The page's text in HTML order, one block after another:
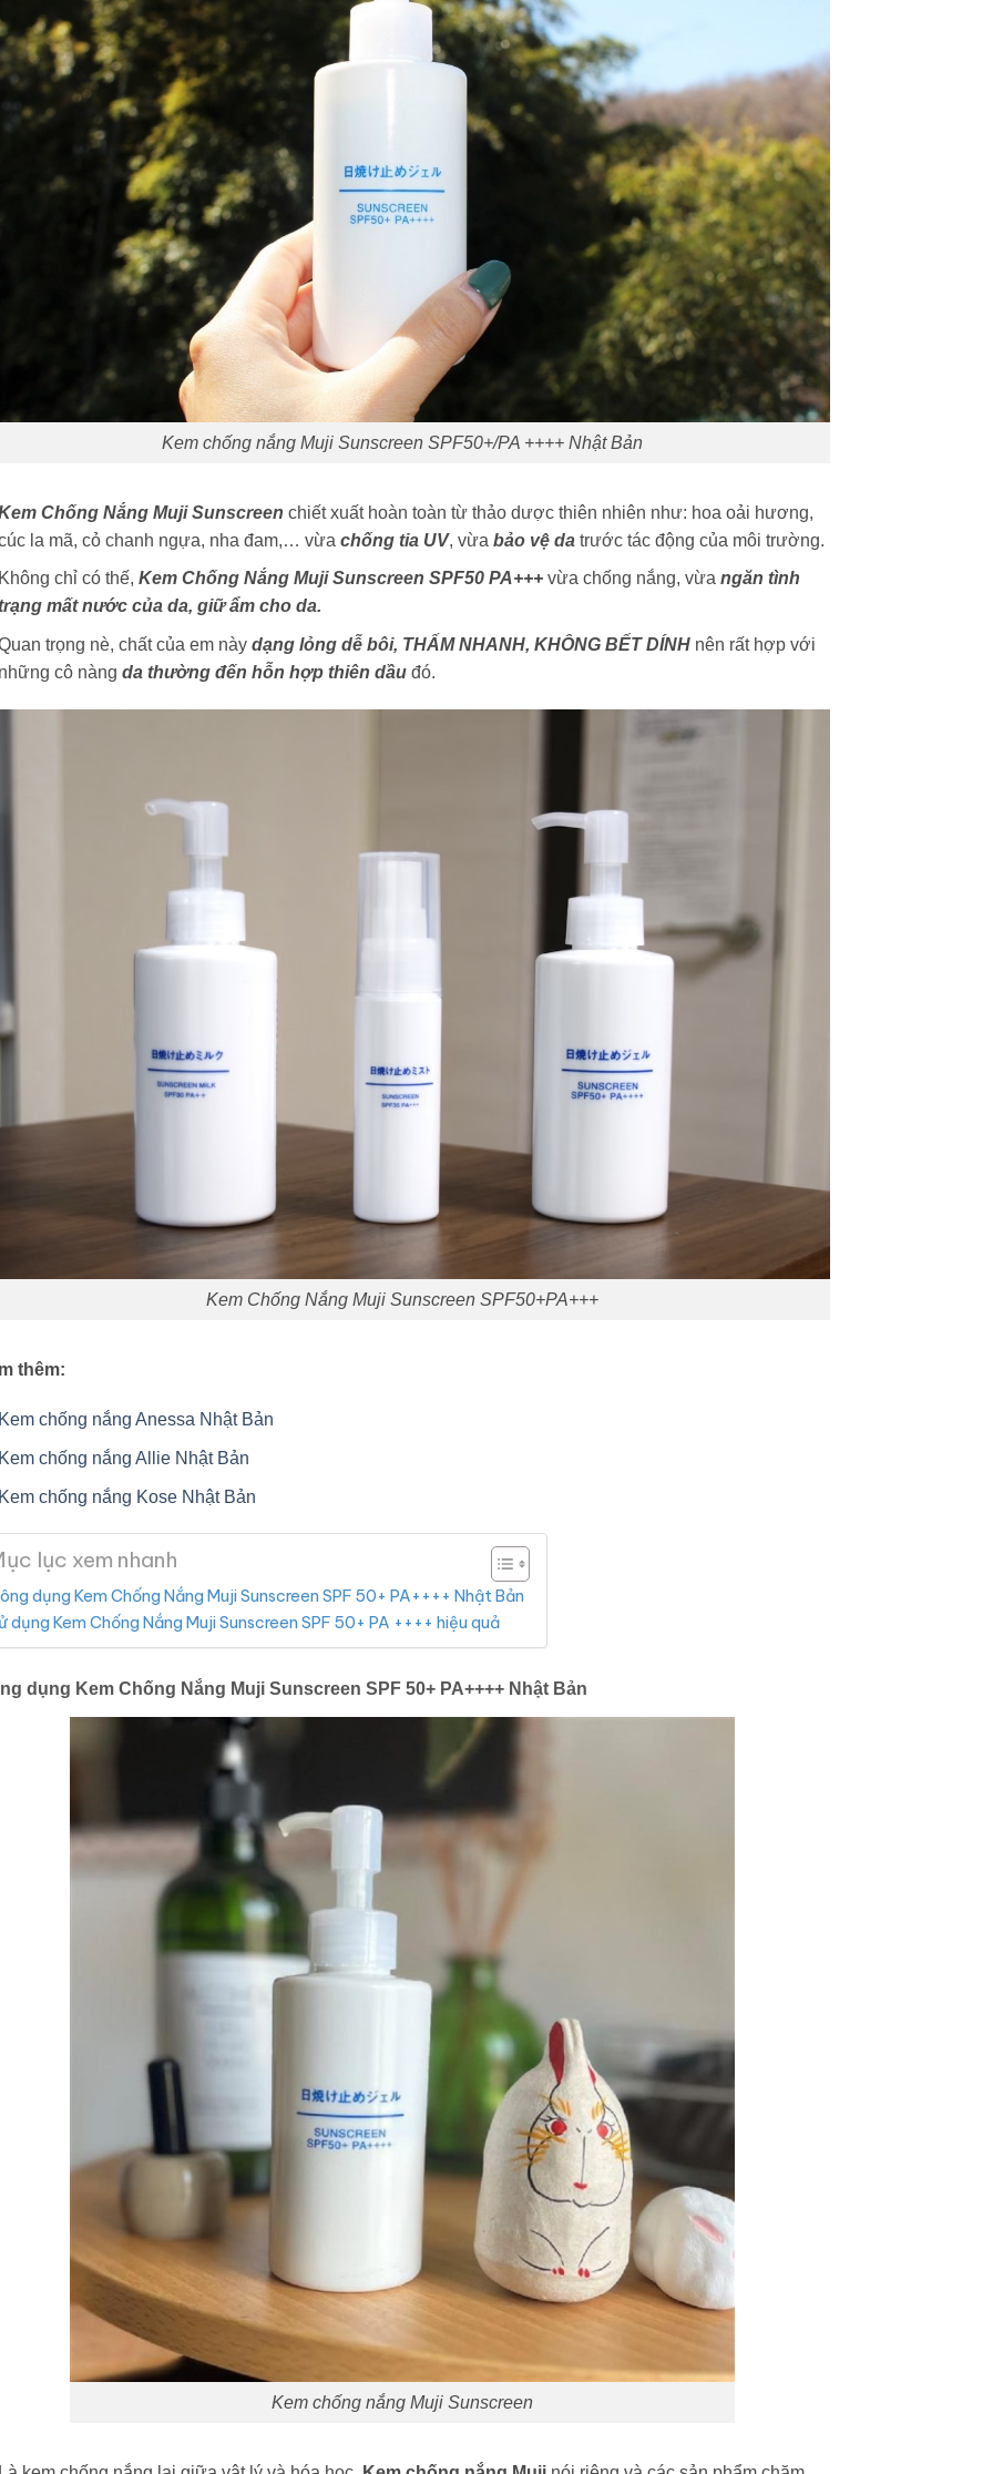
Kem chống nắng Muji Sunscreen SPF50+/PA ++++ Nhật Bản
Chống Nắng Muji Sunscreenchiết xuất hoàn toàn từ thảo dược thiên nhiên như: hoa oải hương,
la mã, cỏ chanh ngựa, nha đam,… vừachống tia UV, vừabảo vệ da trước tác động của môi trường.
chỉ có thế,Kem Chống Nắng Muji Sunscreen SPF50 PA+++vừa chống nắng, vừangăn tình
mất nước của da, giữ ẩm cho da.
trọng nè, chất của em nàydạng lỏng dễ bôi, THẤM NHANH, KHÔNG BẾT DÍNH nên rất hợp với
cô nàngda thường đến hỗn hợp thiên dầu đó.
Kem Chống Nắng Muji Sunscreen SPF50+PA+++
thêm:
chống nắng Anessa Nhật Bản
chống nắng Allie Nhật Bản
chống nắng Kose Nhật Bản
lục xem nhanh
dụng Kem Chống Nắng Muji Sunscreen SPF 50+ PA++++ Nhật Bản
dụng Kem Chống Nắng Muji Sunscreen SPF 50+ PA ++++ hiệu quả
dụng Kem Chống Nắng Muji Sunscreen SPF 50+ PA++++ Nhật Bản
Kem chống nắng Muji Sunscreen